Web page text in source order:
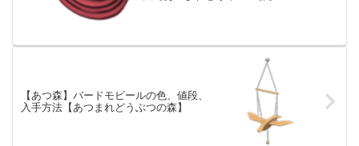
【あつ森】バードモビールの色、値段、
入手方法【あつまれどうぶつの森】